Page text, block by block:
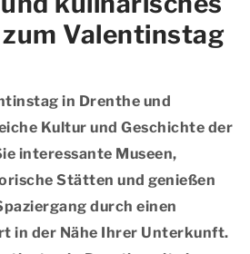
Valentinstag
in Drenthe und
Kultur und Geschichte der
interessante Museen,
Stätten und genießen
durch einen
in der Nähe Ihrer Unterkunft.